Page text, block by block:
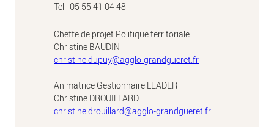
Tel : 05 55 41 04 48
Cheffe de projet Politique territoriale
Christine BAUDIN
christine.dupuy@agglo-grandgueret.fr
Animatrice Gestionnaire LEADER
Christine DROUILLARD
christine.drouillard@agglo-grandgueret.fr